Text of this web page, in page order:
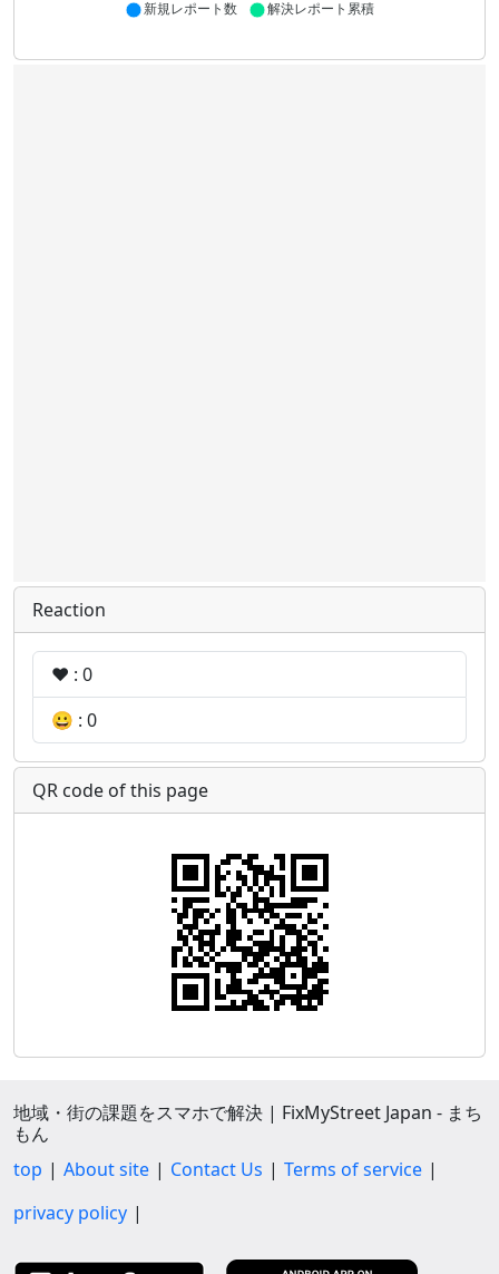
新規レポート数 解決レポート累積
Reaction
❤️ : 0
😀 : 0
QR code of this page
地域・街の課題をスマホで解決 | FixMyStreet Japan - まち
もん
top
About site Contact Us
Terms of service
privacy policy